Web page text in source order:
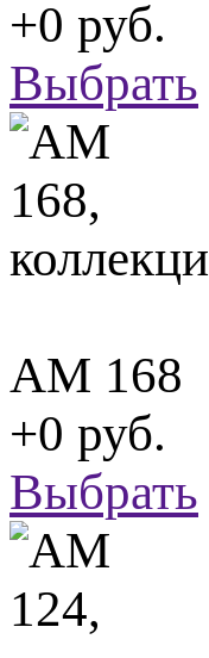
+0 руб.
Выбрать
АМ 168
+0 руб.
Выбрать